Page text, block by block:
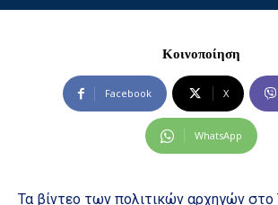
Κοινοποίηση
Facebook X
WhatsApp
Τα βίντεο των πολιτικών αρχηγών στο